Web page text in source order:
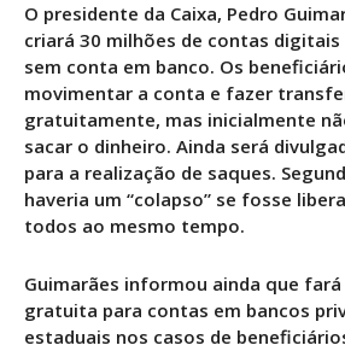
O presidente da Caixa, Pedro
criará 30 milhões de contas
sem conta em banco. Os
movimentar a conta e fazer
gratuitamente, mas inicialmente
sacar o dinheiro. Ainda será
para a realização de saques.
haveria um “colapso” se fosse
todos ao mesmo tempo.
Guimarães informou ainda que
gratuita para contas em bancos
estaduais nos casos de